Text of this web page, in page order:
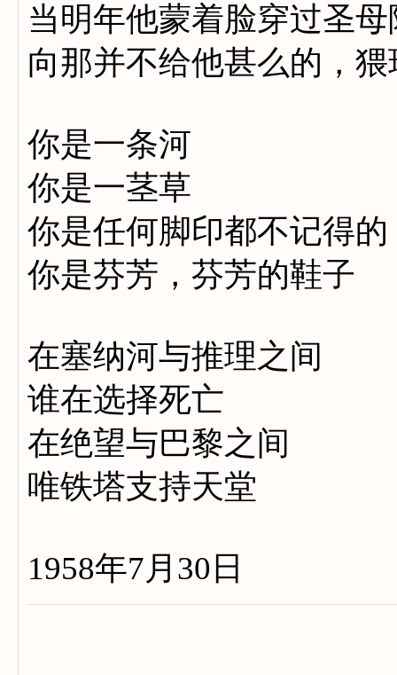
当明年他蒙着脸穿过圣母
向那并不给他甚么的，
你是一条河
你是一茎草
你是任何脚印都不记得
你是芬芳，芬芳的鞋子
在塞纳河与推理之间
谁在选择死亡
在绝望与巴黎之间
唯铁塔支持天堂
1958年7月30日